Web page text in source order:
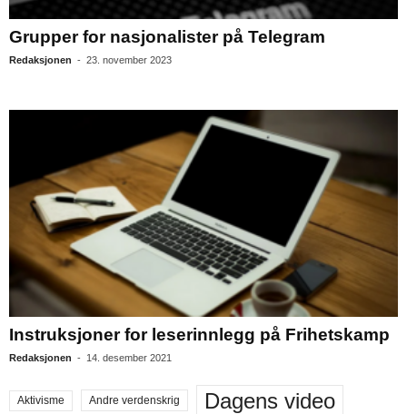
Grupper for nasjonalister på Telegram
Redaksjonen - 23. november 2023
Instruksjoner for leserinnlegg på Frihetskamp
Redaksjonen - 14. desember 2021
Aktivisme Andre verdenskrig Dagens video